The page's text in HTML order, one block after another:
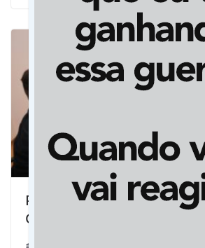
Prefeitura oferece duas
Gás para instalar ramal em